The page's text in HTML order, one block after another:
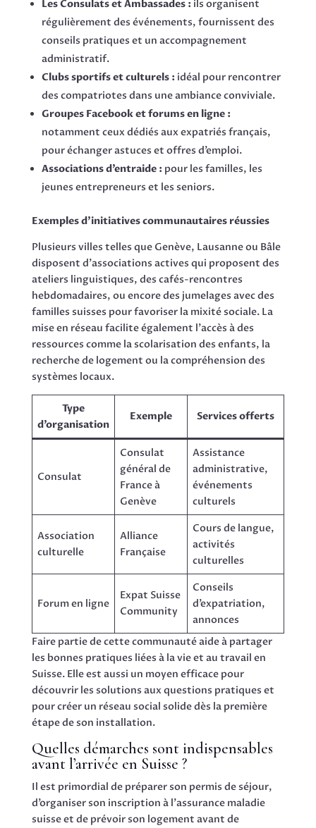
Les Consulats et Ambassades : ils organisent
régulièrement des événements, fournissent des
conseils pratiques et un accompagnement
administratif.
Clubs sportifs et culturels : idéal pour rencontrer
des compatriotes dans une ambiance conviviale.
Groupes Facebook et forums en ligne :
notamment ceux dédiés aux expatriés français,
pour échanger astuces et offres d’emploi.
Associations d’entraide : pour les familles, les
jeunes entrepreneurs et les seniors.
Exemples d’initiatives communautaires réussies
Plusieurs villes telles que Genève, Lausanne ou Bâle
disposent d’associations actives qui proposent des
ateliers linguistiques, des cafés-rencontres
hebdomadaires, ou encore des jumelages avec des
familles suisses pour favoriser la mixité sociale. La
mise en réseau facilite également l’accès à des
ressources comme la scolarisation des enfants, la
recherche de logement ou la compréhension des
systèmes locaux.
Type
d’organisation
Exemple Services offerts
Consulat
Consulat
général de
France à
Genève
Assistance
administrative,
événements
culturels
Association
culturelle
Alliance
Française
Cours de langue,
activités
culturelles
Forum en ligne
Expat Suisse
Community
Conseils
d’expatriation,
annonces
Faire partie de cette communauté aide à partager
les bonnes pratiques liées à la vie et au travail en
Suisse. Elle est aussi un moyen efficace pour
découvrir les solutions aux questions pratiques et
pour créer un réseau social solide dès la première
étape de son installation.
Quelles démarches sont indispensables
avant l’arrivée en Suisse ?
Il est primordial de préparer son permis de séjour,
d’organiser son inscription à l’assurance maladie
suisse et de prévoir son logement avant de